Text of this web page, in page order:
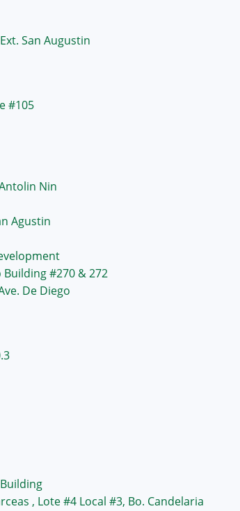
San Augustin
#105
Nin
Agustin
Building #270 & 272
De Diego
, Lote #4 Local #3, Bo. Candelaria